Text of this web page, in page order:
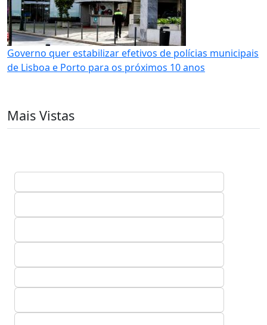
Governo quer estabilizar efetivos de polícias municipais
de Lisboa e Porto para os próximos 10 anos
Mais Vistas